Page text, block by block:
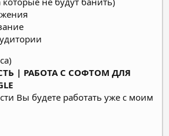
| РАБОТА С СОФТОМ ДЛЯ
Вы будете работать уже с моим